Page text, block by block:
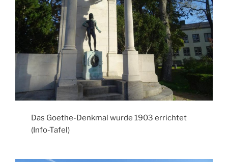
Das Goethe-Denkmal wurde 1903 errichtet
(Info-Tafel)